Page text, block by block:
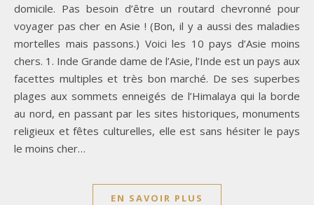
domicile. Pas besoin d’être un routard chevronné pour
voyager pas cher en Asie ! (Bon, il y a aussi des maladies
mortelles mais passons.) Voici les 10 pays d’Asie moins
chers. 1. Inde Grande dame de l’Asie, l’Inde est un pays aux
facettes multiples et très bon marché. De ses superbes
plages aux sommets enneigés de l’Himalaya qui la borde
au nord, en passant par les sites historiques, monuments
religieux et fêtes culturelles, elle est sans hésiter le pays
le moins cher…
EN SAVOIR PLUS